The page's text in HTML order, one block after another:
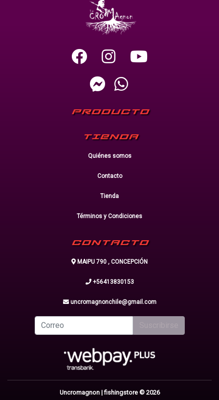
PRODUCTO
TIENDA
Quiénes somos
Contacto
Tienda
Términos y Condiciones
CONTACTO
MAIPU 790 , CONCEPCIÓN
+56413830153
uncromagnonchile@gmail.com
Uncromagnon | fishingstore © 2026